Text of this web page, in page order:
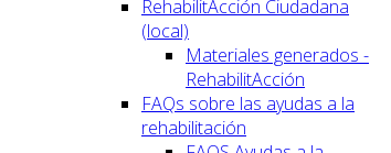
RehabilitAcción Ciudadana
(local)
Materiales generados -
RehabilitAcción
FAQs sobre las ayudas a la
rehabilitación